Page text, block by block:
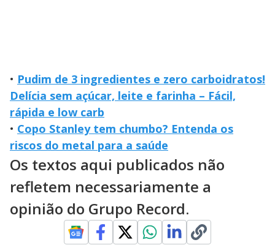
• Pudim de 3 ingredientes e zero carboidratos!
Delícia sem açúcar, leite e farinha – Fácil,
rápida e low carb
• Copo Stanley tem chumbo? Entenda os
riscos do metal para a saúde
Os textos aqui publicados não
refletem necessariamente a
opinião do Grupo Record.